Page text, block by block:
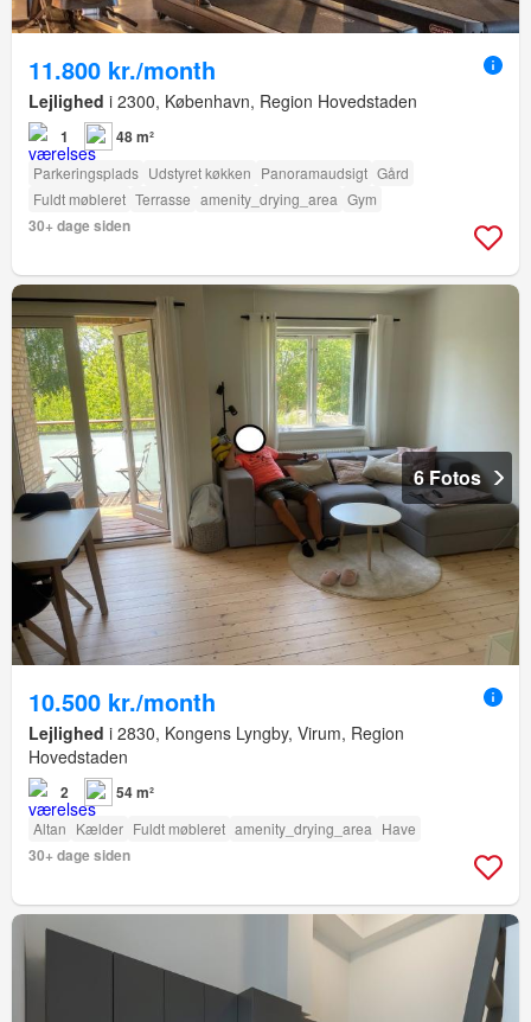
11.800 kr./month
Lejlighed i 2300, København, Region Hovedstaden
1 48 m²
Parkeringsplads Udstyret køkken Panoramaudsigt Gård
Fuldt møbleret Terrasse amenity_drying_area Gym
30+ dage siden
6 Fotos
10.500 kr./month
Lejlighed i 2830, Kongens Lyngby, Virum, Region
Hovedstaden
2 54 m²
Altan Kælder Fuldt møbleret amenity_drying_area Have
30+ dage siden